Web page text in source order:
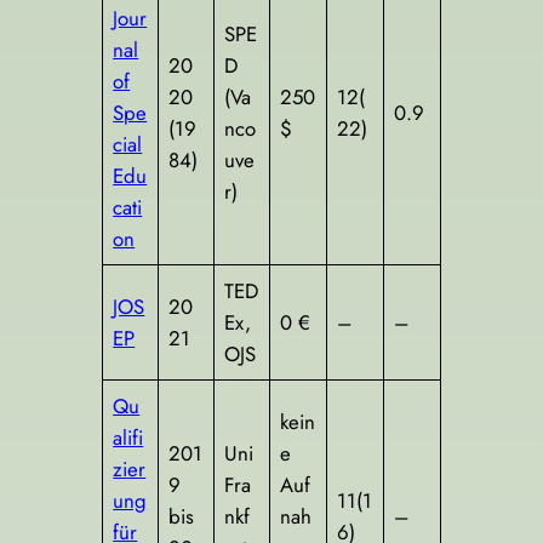
Jour
nal
of
Spe
cial
Edu
cati
on
20
20
(19
84)
SPE
D
(Va
nco
uve
r)
250
$
12(
22)
0.9
JOS
EP
20
21
TED
Ex,
OJS
0 € – –
Qu
alifi
zier
ung
für
201
9
bis
Uni
Fra
nkf
kein
e
Auf
nah
11(1
6)
–